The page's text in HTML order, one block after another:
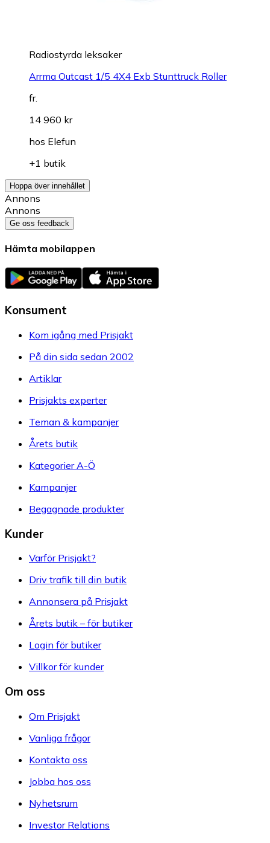
Radiostyrda leksaker
Arrma Outcast 1/5 4X4 Exb Stunttruck Roller
fr.
14 960 kr
hos Elefun
+1 butik
Hoppa över innehållet
Annons
Annons
Ge oss feedback
Hämta mobilappen
Konsument
Kom igång med Prisjakt
På din sida sedan 2002
Artiklar
Prisjakts experter
Teman & kampanjer
Årets butik
Kategorier A-Ö
Kampanjer
Begagnade produkter
Kunder
Varför Prisjakt?
Driv trafik till din butik
Annonsera på Prisjakt
Årets butik – för butiker
Login för butiker
Villkor för kunder
Om oss
Om Prisjakt
Vanliga frågor
Kontakta oss
Jobba hos oss
Nyhetsrum
Investor Relations